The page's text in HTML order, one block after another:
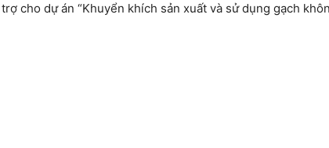
cho dự án “Khuyển khích sản xuất và sử dụng gạch